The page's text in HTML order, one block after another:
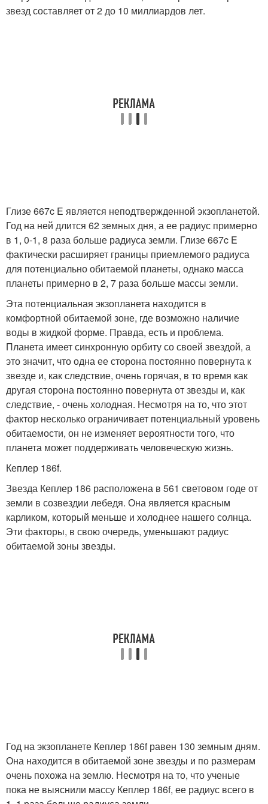
звезд составляет от 2 до 10 миллиардов лет.
Глизе 667c E является неподтвержденной экзопланетой.
Год на ней длится 62 земных дня, а ее радиус примерно
в 1, 0-1, 8 раза больше радиуса земли. Глизе 667c E
фактически расширяет границы приемлемого радиуса
для потенциально обитаемой планеты, однако масса
планеты примерно в 2, 7 раза больше массы земли.
Эта потенциальная экзопланета находится в
комфортной обитаемой зоне, где возможно наличие
воды в жидкой форме. Правда, есть и проблема.
Планета имеет синхронную орбиту со своей звездой, а
это значит, что одна ее сторона постоянно повернута к
звезде и, как следствие, очень горячая, в то время как
другая сторона постоянно повернута от звезды и, как
следствие, - очень холодная. Несмотря на то, что этот
фактор несколько ограничивает потенциальный уровень
обитаемости, он не изменяет вероятности того, что
планета может поддерживать человеческую жизнь.
Кеплер 186f.
Звезда Кеплер 186 расположена в 561 световом годе от
земли в созвездии лебедя. Она является красным
карликом, который меньше и холоднее нашего солнца.
Эти факторы, в свою очередь, уменьшают радиус
обитаемой зоны звезды.
Год на экзопланете Кеплер 186f равен 130 земным дням.
Она находится в обитаемой зоне звезды и по размерам
очень похожа на землю. Несмотря на то, что ученые
пока не выяснили массу Кеплер 186f, ее радиус всего в